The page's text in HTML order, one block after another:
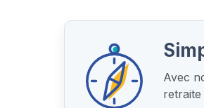
Avec
retraite